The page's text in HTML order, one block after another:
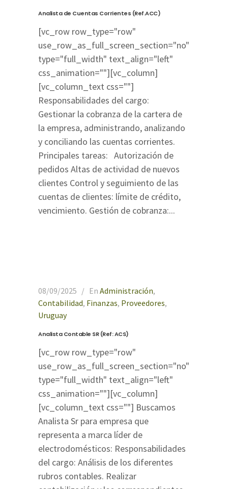
Analista de Cuentas Corrientes (Ref.ACC)
[vc_row row_type="row"
use_row_as_full_screen_section="no"
type="full_width" text_align="left"
css_animation=""][vc_column]
[vc_column_text css=""]
Responsabilidades del cargo:
Gestionar la cobranza de la cartera de
la empresa, administrando, analizando
y conciliando las cuentas corrientes.
Principales tareas: Autorización de
pedidos Altas de actividad de nuevos
clientes Control y seguimiento de las
cuentas de clientes: límite de crédito,
vencimiento. Gestión de cobranza:...
08/09/2025 En Administración,
Contabilidad, Finanzas, Proveedores,
Uruguay
Analista Contable SR (Ref: ACS)
[vc_row row_type="row"
use_row_as_full_screen_section="no"
type="full_width" text_align="left"
css_animation=""][vc_column]
[vc_column_text css=""] Buscamos
Analista Sr para empresa que
representa a marca líder de
electrodomésticos: Responsabilidades
del cargo: Análisis de los diferentes
rubros contables. Realizar